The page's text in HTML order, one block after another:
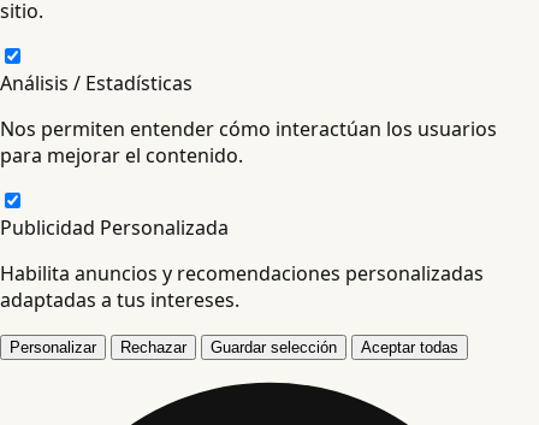
sitio.
Análisis / Estadísticas
Nos permiten entender cómo interactúan los usuarios
para mejorar el contenido.
Publicidad Personalizada
Habilita anuncios y recomendaciones personalizadas
adaptadas a tus intereses.
Personalizar Rechazar Guardar selección Aceptar todas